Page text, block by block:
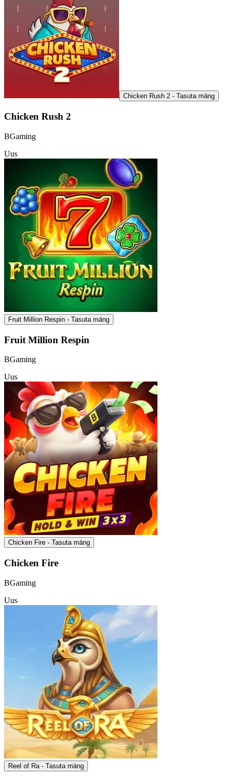
Chicken Rush 2 - Tasuta mäng
Chicken Rush 2
BGaming
Uus
Fruit Million Respin - Tasuta mäng
Fruit Million Respin
BGaming
Uus
Chicken Fire - Tasuta mäng
Chicken Fire
BGaming
Uus
Reel of Ra - Tasuta mäng